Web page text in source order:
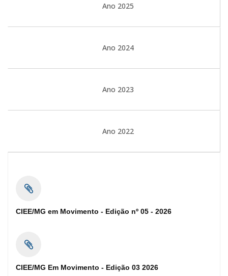
Ano 2025
Ano 2024
Ano 2023
Ano 2022
CIEE/MG em Movimento - Edição nº 05 - 2026
CIEE/MG Em Movimento - Edição 03 2026